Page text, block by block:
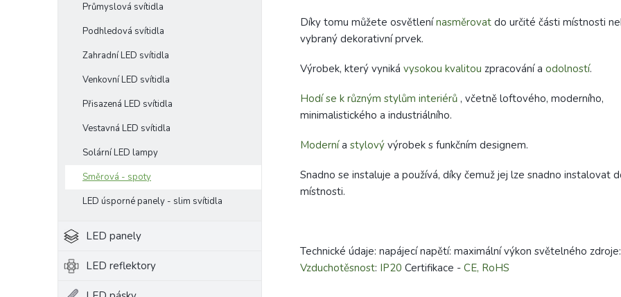
Průmyslová svítidla
Podhledová svítidla
Zahradní LED svítidla
Venkovní LED svítidla
Přisazená LED svítidla
Vestavná LED svítidla
Solární LED lampy
Směrová - spoty
LED úsporné panely - slim svítidla
LED panely
LED reflektory
Díky tomu můžete osvětlenínasměrovat do určité části místnosti
vybraný dekorativní prvek.
Výrobek, který vyniká vysokou kvalitou zpracování a odolností.
Hodí se k různým stylům interiérů , včetně loftového, moderního,
minimalistického a industriálního.
Modernía stylový výrobek s funkčním designem.
Snadno se instaluje a používá, díky čemuž jej lze snadno instalovat
místnosti.
Technické údaje: napájecí napětí: maximální výkon světelného zdroje:
Vzduchotěsnost: IP20 Certifikace - CE, RoHS